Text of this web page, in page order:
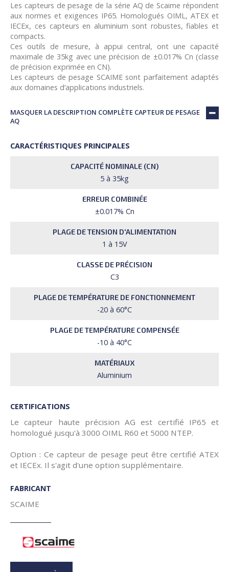
Les capteurs de pesage de la série AQ de Scaime répondent
aux normes et exigences IP65. Homologués OIML, ATEX et
IECEx, ces capteurs en aluminium sont robustes, fiables et
compacts.
Ces outils de mesure, à appui central, ont une capacité
maximale de 35kg avec une précision de ±0.017% Cn (classe
de précision exprimée en CN).
Les capteurs de pesage SCAIME sont parfaitement adaptés
aux domaines d’applications industriels.
MASQUER LA DESCRIPTION COMPLÈTE CAPTEUR DE PESAGE
AQ
CARACTÉRISTIQUES PRINCIPALES
CAPACITÉ NOMINALE (CN)
5 à 35kg
ERREUR COMBINÉE
±0.017% Cn
PLAGE DE TENSION D'ALIMENTATION
1 à 15V
CLASSE DE PRÉCISION
C3
PLAGE DE TEMPÉRATURE DE FONCTIONNEMENT
-20 à 60°C
PLAGE DE TEMPÉRATURE COMPENSÉE
-10 à 40°C
MATÉRIAUX
Aluminium
CERTIFICATIONS
Le capteur haute précision AG est certifié IP65 et
homologué jusqu'à 3000 OIML R60 et 5000 NTEP.
Option : Ce capteur de pesage peut être certifié ATEX
et IECEx. Il s'agit d'une option supplémentaire.
FABRICANT
SCAIME